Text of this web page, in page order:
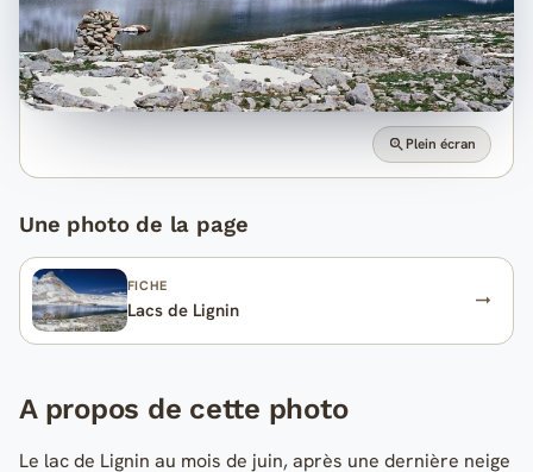
Plein écran
Une photo de la page
FICHE
Lacs de Lignin
A propos de cette photo
Le lac de Lignin au mois de juin, après une dernière neige